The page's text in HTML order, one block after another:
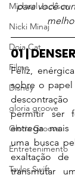
Michael Jackson
Nicki Minaj
Doja Cat
Filme
Disney
gloria groove
Gloria Groove
Entretenimento
Taylor Swift
para você
01 |
Feliz,
sobre o papel
permitir ser
entrega
uma busca
exaltação
transmutar